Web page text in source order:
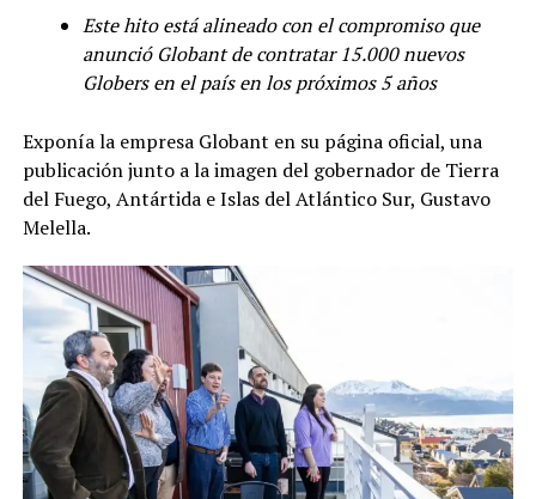
Este hito está alineado con el compromiso que
anunció Globant de contratar 15.000 nuevos
Globers en el país en los próximos 5 años
Exponía la empresa Globant en su página oficial, una
publicación junto a la imagen del gobernador de Tierra
del Fuego, Antártida e Islas del Atlántico Sur, Gustavo
Melella.